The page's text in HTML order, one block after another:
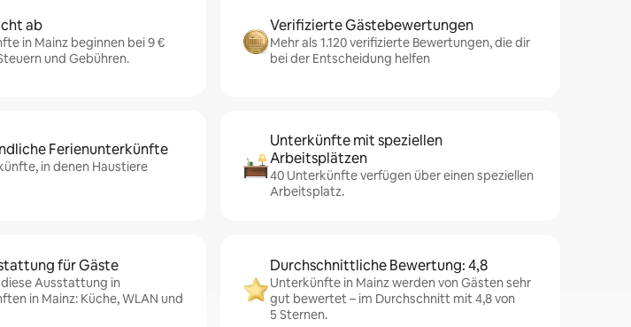
ab
in Mainz beginnen bei 9 €
und Gebühren.
Verifizierte Gästebewertungen
Mehr als 1.120 verifizierte Bewertungen, die dir
bei der Entscheidung helfen
Ferienunterkünfte
in denen Haustiere
Unterkünfte mit speziellen
Arbeitsplätzen
40 Unterkünfte verfügen über einen speziellen
Arbeitsplatz.
für Gäste
Ausstattung in
in Mainz: Küche, WLAN und
Durchschnittliche Bewertung: 4,8
Unterkünfte in Mainz werden von Gästen sehr
gut bewertet – im Durchschnitt mit 4,8 von
5 Sternen.